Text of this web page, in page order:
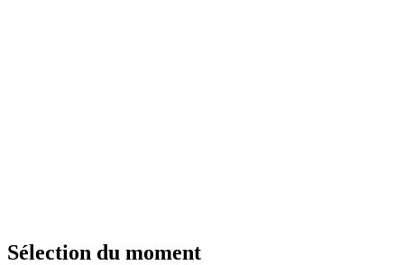
Sélection du moment